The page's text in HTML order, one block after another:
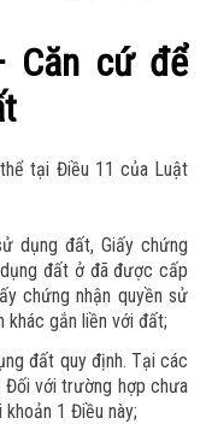
Căn cứ để
tại Điều 11 của Luật
dụng đất, Giấy chứng
đất ở đã được cấp
chứng nhận quyền sử
khác gắn liền với đất;
đất quy định. Tại các
Đối với trường hợp chưa
1 Điều này;